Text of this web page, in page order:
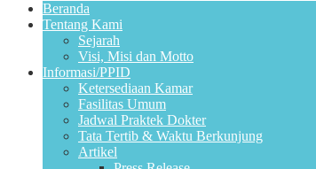
Beranda
Tentang Kami
Sejarah
Visi, Misi dan Motto
Informasi/PPID
Ketersediaan Kamar
Fasilitas Umum
Jadwal Praktek Dokter
Tata Tertib & Waktu Berkunjung
Artikel